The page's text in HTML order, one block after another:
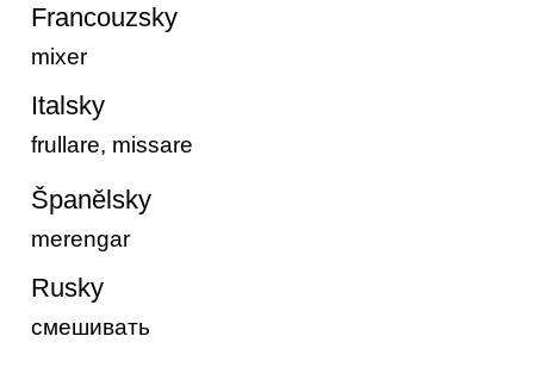
Francouzsky
mixer
Italsky
frullare, missare
Španělsky
merengar
Rusky
смешивать